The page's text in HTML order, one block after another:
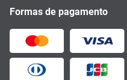
Formas de pagamento